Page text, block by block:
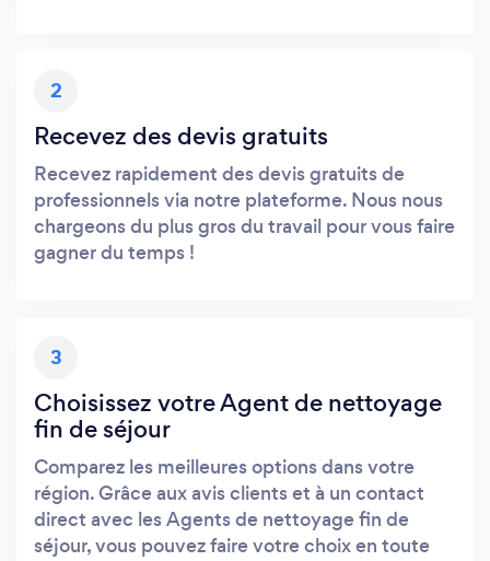
2
Recevez des devis gratuits
Recevez rapidement des devis gratuits de
professionnels via notre plateforme. Nous nous
chargeons du plus gros du travail pour vous faire
gagner du temps !
3
Choisissez votre Agent de nettoyage
fin de séjour
Comparez les meilleures options dans votre
région. Grâce aux avis clients et à un contact
direct avec les Agents de nettoyage fin de
séjour, vous pouvez faire votre choix en toute